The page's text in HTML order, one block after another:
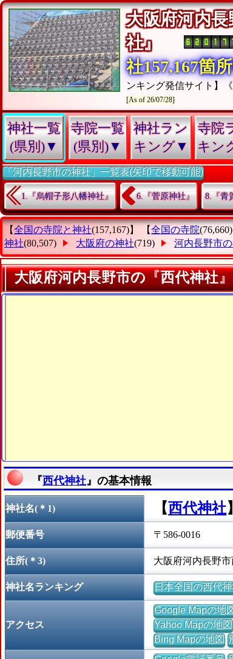
大阪府河内
社』
社157,167箇
ンキング発信サイト】
[As of 26/07/28]
神社一覧
(県別)▼
寺院一覧
(県別)▼
神社ラン
キング▼
寺院
キン
「河内長野市の神社」一覧表(矢印で移動可能)
1.『烏帽子形八幡神社』 6.『菅原神社』 8.『青
【全国の寺院と神社(157,167)】 【全国の寺院(76,660)
神社(80,507) 大阪府の神社(719) 河内長野市
大阪府河内長野市の『西代神社』
『西代神社』の基本情報
神社名(＊1) 【西代神社】
郵便番号 〒586-0016
住所(＊3) 大阪府河内長野
神社名ランキング 日本全国の西代
アクセス
Google Mapの地
Yahoo Mapの地図
Bing Mapの地図